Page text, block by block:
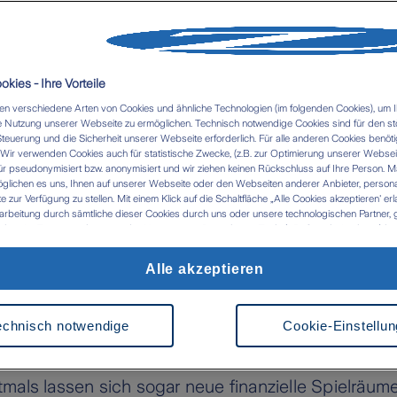
Webportal der Stadt Leverkusen mit vielen Infos
nützlicher Tipps für Neu-
mit einem großen Herzen für ihre Rhein-Ruhr-
ein kompetentes
in Leverkusen beantwortenalle
. Ein Beratungstermin vor Ort ist dabei die
Optimierungsmöglichkeiten zu suchen und
lassen sich sogar neue finanzielle
- Ihre Vorteile
verschiedene Arten von Cookies und ähnliche Technologien (im folgenden Cookies), um
Nutzung unserer Webseite zu ermöglichen. Technisch notwendige Cookies sind für den
und die Sicherheit unserer Webseite erforderlich. Für alle anderen Cookies
verwenden Cookies auch für statistische Zwecke, (z.B. zur Optimierung unserer
pseudonymisiert bzw. anonymisiert und wir ziehen keinen Rückschluss auf Ihre Person.
es uns, Ihnen auf unserer Webseite oder den Webseiten anderer Anbieter,
zur Verfügung zu stellen. Mit einem Klick auf die Schaltfläche „Alle Cookies akzeptieren'
durch sämtliche dieser Cookies durch uns oder unsere technologischen Partner,
Im Zusammenhang mit der Nutzung von Drittanbieter-Tools (z.B. Google Analytics)
werden können- Ihre Einwilligung können Sie jederzeit über die Cookie Einstellungen mit
Weitere Informationen zu Cookies und der Widerrufsmöglichkeit finden Sie unter den
Impressum
Cookie-
notwendige
Alle akzeptieren